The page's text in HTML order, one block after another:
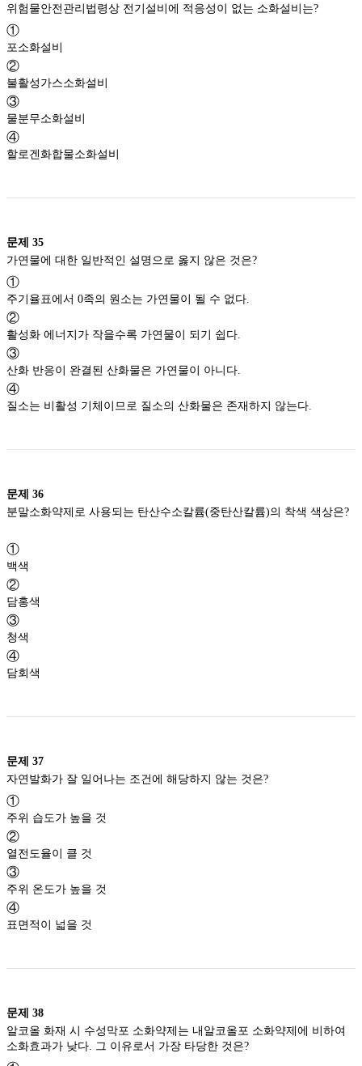
①
포소화설비
②
불활성가스소화설비
③
물분무소화설비
④
할로겐화합물소화설비
문제 35
①
주기율표에서 0족의 원소는 가연물이 될 수 없다.
②
활성화 에너지가 작을수록 가연물이 되기 쉽다.
③
산화 반응이 완결된 산화물은 가연물이 아니다.
④
질소는 비활성 기체이므로 질소의 산화물은 존재하지 않는다.
문제 36
분말소화약제로 사용되는 탄산수소칼륨(중탄산칼륨)의 착색 색상은?
①
백색
②
담홍색
③
청색
④
담회색
문제 37
①
주위 습도가 높을 것
②
열전도율이 클 것
③
주위 온도가 높을 것
④
표면적이 넓을 것
문제 38
알코올 화재 시 수성막포 소화약제는 내알코올포 소화약제에 비하여